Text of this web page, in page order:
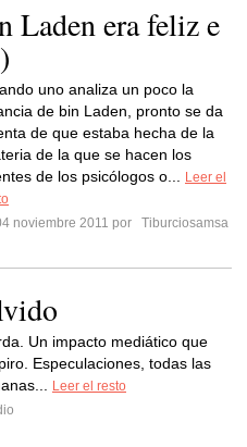
Laden era feliz e
uno analiza un poco la
de bin Laden, pronto se da
de que estaba hecha de la
de la que se hacen los
de los psicólogos o...
Leer el
noviembre 2011 por
Tiburciosamsa
Un impacto mediático que
Especulaciones, todas las
Leer el resto